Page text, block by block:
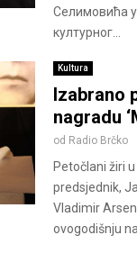
Селимовића у
културног...
Kultura
Izabrano
nagradu
od Radio Brčko
Petočlani žiri
predsjednik,
Vladimir
ovogodišnju